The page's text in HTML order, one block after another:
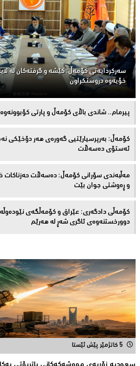
سەركردایەتی كۆمەڵ: كێشە و گرفتەكان لە
خۆیەوە دروستكراون
پیرمام.. شاندی باڵای كۆمه‌ڵ و پارتی كۆبوونه‌وه‌
كۆمەڵ: بەرپرسیارێتیی گەورەی هەر دۆخێکی
ئەستۆی دەسەڵات
مەڵبەندى سۆرانى کۆمەڵ: دەسەڵات حەزناکات
و ڕەوشتى جوان بێت
کۆمەڵى دادگەرى: عێراق و كۆمەڵگەی
دوورخستنەوەى ئاگری شەڕ لە هەرێم
5 کاتژمێر پێش ئێستا